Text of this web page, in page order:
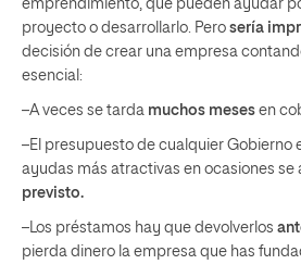
emprendimiento, que pueden ayudar
proyecto o desarrollarlo. Pero sería
decisión de crear una empresa
esencial:
–A veces se tarda muchos meses en
–El presupuesto de cualquier Gobierno
ayudas más atractivas en ocasiones se
previsto.
–Los préstamos hay que devolverlos
pierda dinero la empresa que has